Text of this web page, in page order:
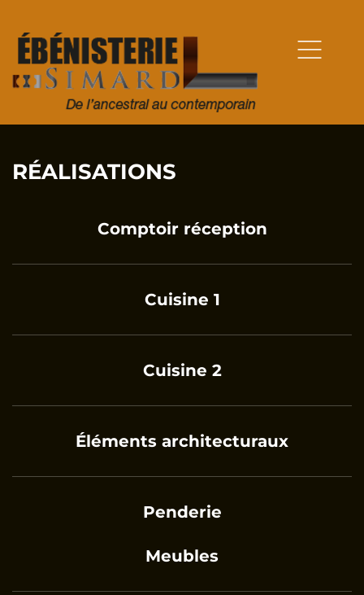
RÉALISATIONS
Comptoir réception
Cuisine 1
Cuisine 2
Éléments architecturaux
Penderie
Meubles